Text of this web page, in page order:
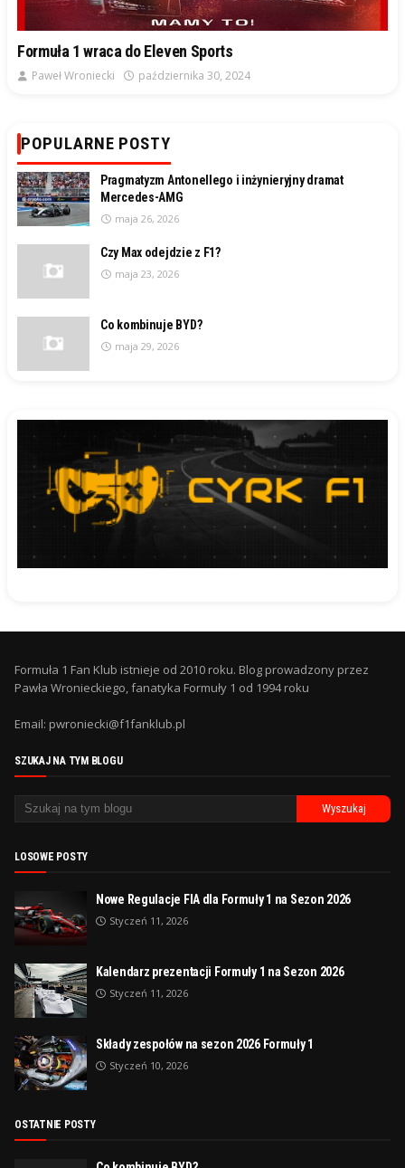
Formuła 1 wraca do Eleven Sports
Paweł Wroniecki października 30, 2024
POPULARNE POSTY
Pragmatyzm Antonellego i inżynieryjny dramat
Mercedes-AMG
maja 26, 2026
Czy Max odejdzie z F1?
maja 23, 2026
Co kombinuje BYD?
maja 29, 2026
Formuła 1 Fan Klub istnieje od 2010 roku. Blog prowadzony przez
Pawła Wronieckiego, fanatyka Formuły 1 od 1994 roku
Email: pwroniecki@f1fanklub.pl
SZUKAJ NA TYM BLOGU
LOSOWE POSTY
Nowe Regulacje FIA dla Formuły 1 na Sezon 2026
Styczeń 11, 2026
Kalendarz prezentacji Formuły 1 na Sezon 2026
Styczeń 11, 2026
Składy zespołów na sezon 2026 Formuły 1
Styczeń 10, 2026
OSTATNIE POSTY